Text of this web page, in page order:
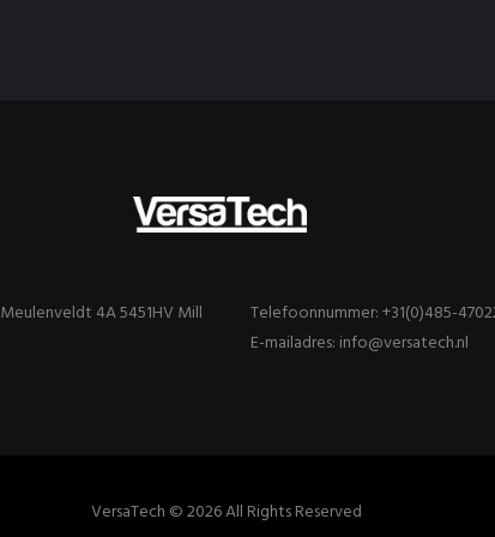
Telefoonnummer: +31(0)485-
E-mailadres: info@versatech.nl
Meulenveldt 4A 5451HV Mill
VersaTech © 2026 All Rights Reserved